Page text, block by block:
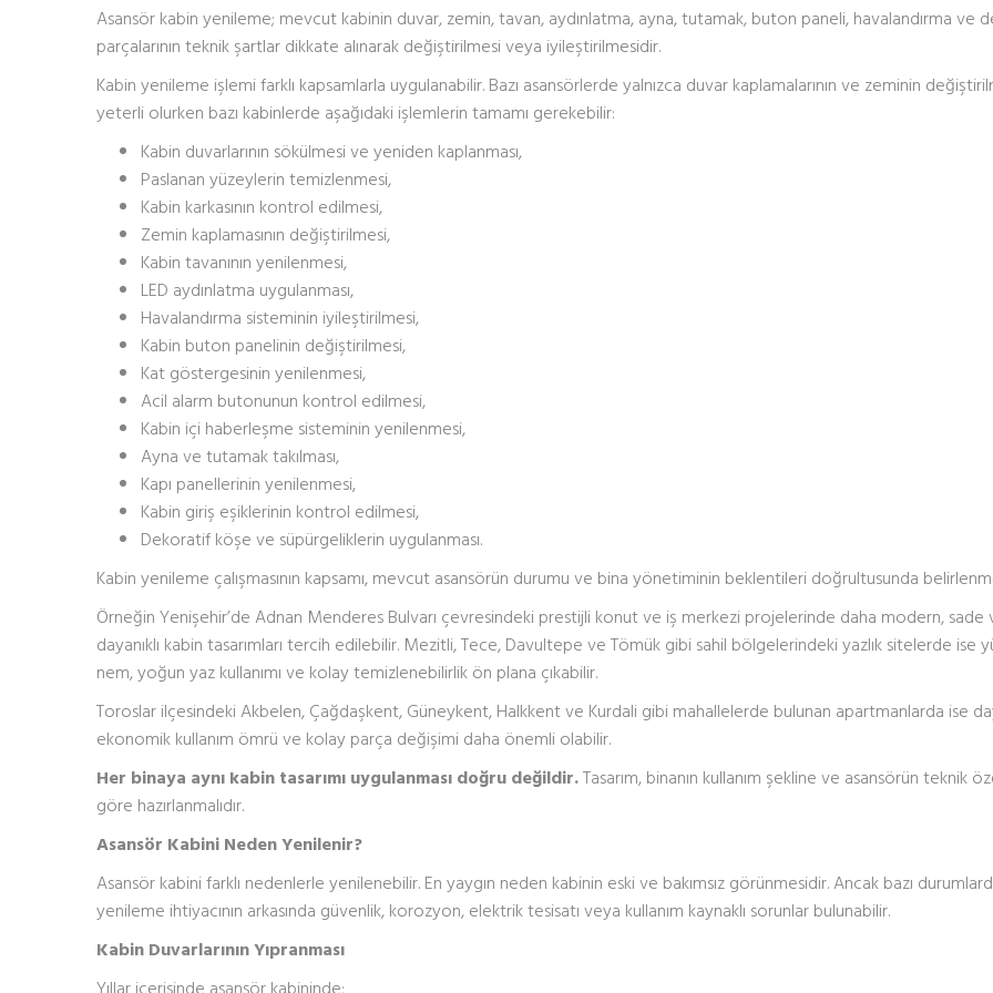
Asansör kabin yenileme; mevcut kabinin duvar, zemin, tavan, aydınlatma, ayna, tutamak, buton paneli, havalandırma ve
parçalarının teknik şartlar dikkate alınarak değiştirilmesi veya iyileştirilmesidir.
Kabin yenileme işlemi farklı kapsamlarla uygulanabilir. Bazı asansörlerde yalnızca duvar kaplamalarının ve zeminin
yeterli olurken bazı kabinlerde aşağıdaki işlemlerin tamamı gerekebilir:
Kabin duvarlarının sökülmesi ve yeniden kaplanması,
Paslanan yüzeylerin temizlenmesi,
Kabin karkasının kontrol edilmesi,
Zemin kaplamasının değiştirilmesi,
Kabin tavanının yenilenmesi,
LED aydınlatma uygulanması,
Havalandırma sisteminin iyileştirilmesi,
Kabin buton panelinin değiştirilmesi,
Kat göstergesinin yenilenmesi,
Acil alarm butonunun kontrol edilmesi,
Kabin içi haberleşme sisteminin yenilenmesi,
Ayna ve tutamak takılması,
Kapı panellerinin yenilenmesi,
Kabin giriş eşiklerinin kontrol edilmesi,
Dekoratif köşe ve süpürgeliklerin uygulanması.
Kabin yenileme çalışmasının kapsamı, mevcut asansörün durumu ve bina yönetiminin beklentileri doğrultusunda
Örneğin Yenişehir’de Adnan Menderes Bulvarı çevresindeki prestijli konut ve iş merkezi projelerinde daha modern, sade
dayanıklı kabin tasarımları tercih edilebilir. Mezitli, Tece, Davultepe ve Tömük gibi sahil bölgelerindeki yazlık sitelerde ise
nem, yoğun yaz kullanımı ve kolay temizlenebilirlik ön plana çıkabilir.
Toroslar ilçesindeki Akbelen, Çağdaşkent, Güneykent, Halkkent ve Kurdali gibi mahallelerde bulunan apartmanlarda ise
ekonomik kullanım ömrü ve kolay parça değişimi daha önemli olabilir.
Her binaya aynı kabin tasarımı uygulanması doğru değildir.Tasarım, binanın kullanım şekline ve asansörün teknik
göre hazırlanmalıdır.
Asansör Kabini Neden Yenilenir?
Asansör kabini farklı nedenlerle yenilenebilir. En yaygın neden kabinin eski ve bakımsız görünmesidir. Ancak bazı
yenileme ihtiyacının arkasında güvenlik, korozyon, elektrik tesisatı veya kullanım kaynaklı sorunlar bulunabilir.
Kabin Duvarlarının Yıpranması
Yıllar içerisinde asansör kabininde;